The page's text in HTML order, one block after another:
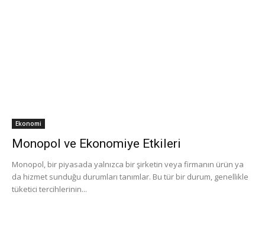
Ekonomi
Monopol ve Ekonomiye Etkileri
Monopol, bir piyasada yalnızca bir şirketin veya firmanın ürün ya
da hizmet sunduğu durumları tanımlar. Bu tür bir durum, genellikle
tüketici tercihlerinin...